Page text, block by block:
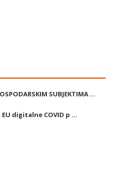
SUBJEKTIMA ...
digitalne COVID p ...